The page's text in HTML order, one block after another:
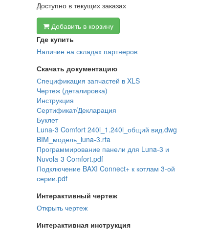
Доступно в текущих заказах
Добавить в корзину
Где купить
Наличие на складах партнеров
Скачать документацию
Спецификация запчастей в XLS
Чертеж (деталировка)
Инструкция
Сертификат/Декларация
Буклет
Luna-3 Comfort 240i_1.240i_общий вид.dwg
BIM_модель_luna-3.rfa
Программирование панели для Luna-3 и
Nuvola-3 Comfort.pdf
Подключение BAXI Connect+ к котлам 3-ой
серии.pdf
Интерактивный чертеж
Открыть чертеж
Интерактивная инструкция